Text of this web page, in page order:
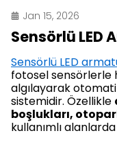
Jan 15, 2026
Sensörlü LED
Sensörlü LED
fotosel sensörlerle
algılayarak
sistemidir. Özellikle
boşlukları,
kullanımlı